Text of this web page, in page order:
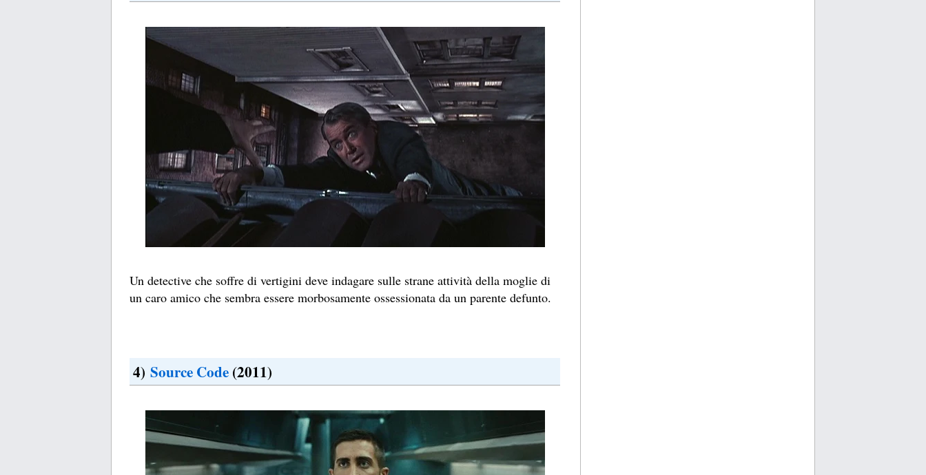
Un detective che soffre di vertigini deve indagare sulle strane attività della moglie di
un caro amico che sembra essere morbosamente ossessionata da un parente defunto.
4) Source Code(2011)